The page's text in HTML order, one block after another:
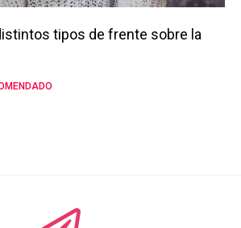
tipos de frente sobre la